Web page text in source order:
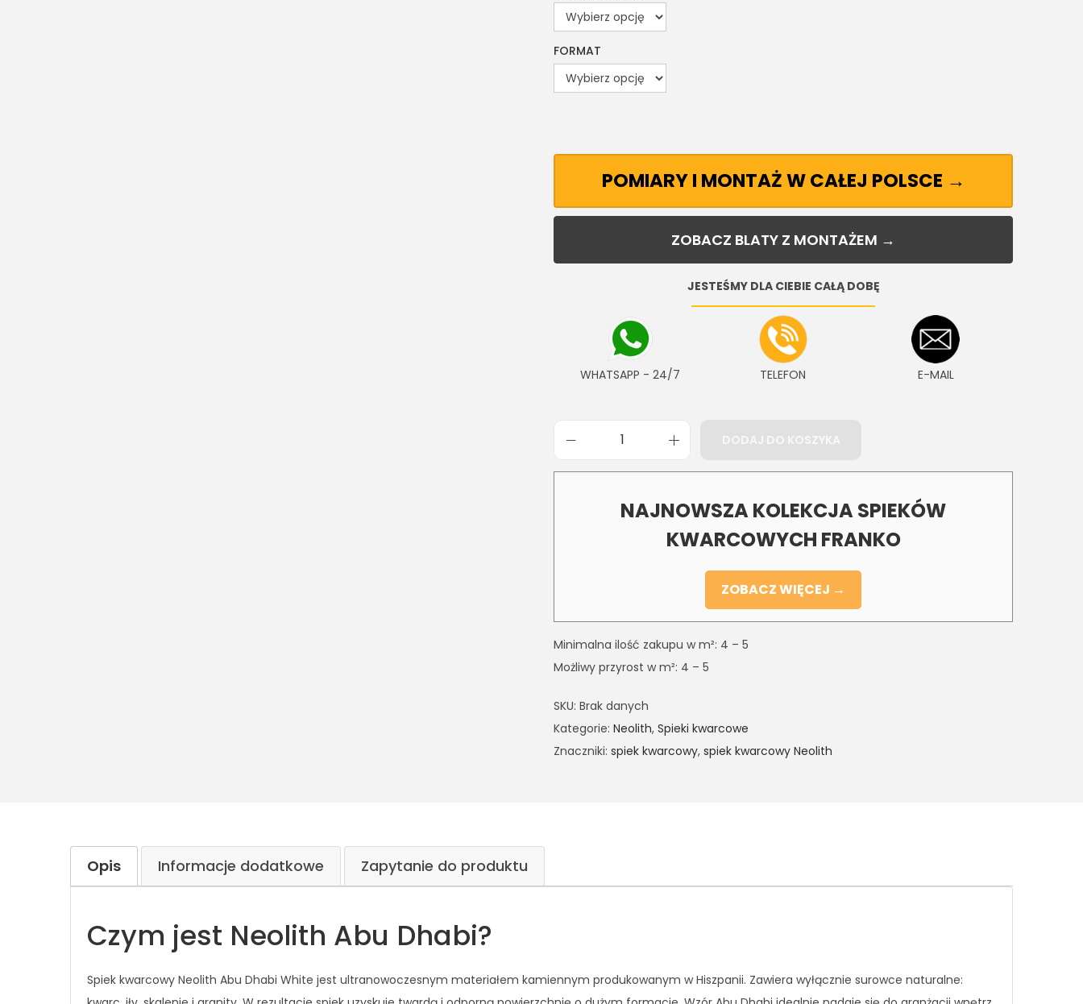
FORMAT
POMIARY I MONTAŻ W CAŁEJ POLSCE →
ZOBACZ BLATY Z MONTAŻEM →
JESTEŚMY DLA CIEBIE CAŁĄ DOBĘ
WHATSAPP - 24/7 TELEFON E-MAIL
DODAJ DO KOSZYKA
NAJNOWSZA KOLEKCJA SPIEKÓW
KWARCOWYCH FRANKO
ZOBACZ WIĘCEJ →
Minimalna ilość zakupu w m²: 4 – 5
Możliwy przyrost w m²: 4 – 5
SKU: Brak danych
Kategorie: Neolith, Spieki kwarcowe
Znaczniki: spiek kwarcowy, spiek kwarcowy Neolith
Opis Informacje dodatkowe Zapytanie do produktu
Czym jest Neolith Abu Dhabi?
Spiek kwarcowy Neolith Abu Dhabi White jest ultranowoczesnym materiałem kamiennym produkowanym w Hiszpanii. Zawiera wyłącznie surowce naturalne: